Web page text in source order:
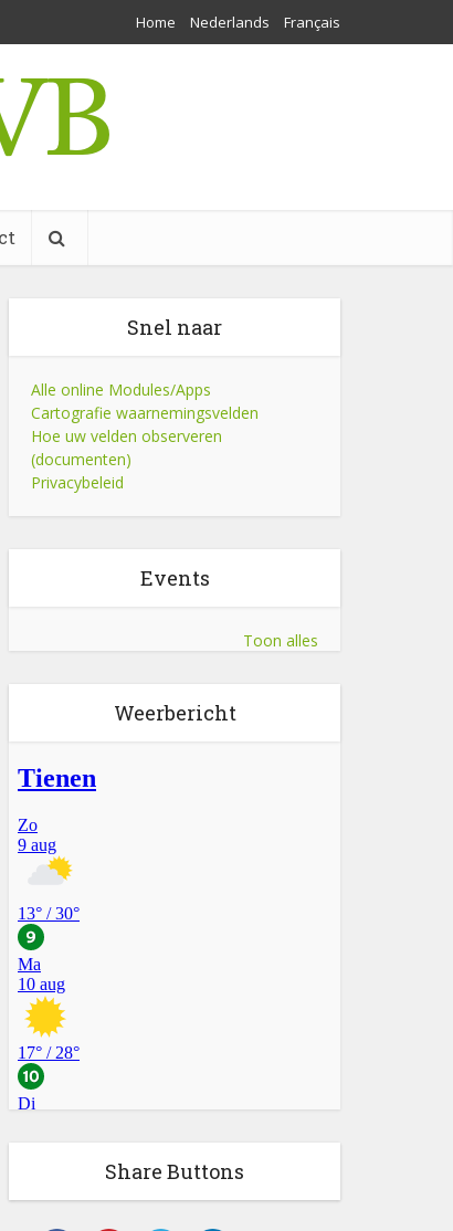
Home Nederlands Français
Snel naar
Alle online Modules/Apps
Cartografie waarnemingsvelden
Hoe uw velden observeren
(documenten)
Privacybeleid
Events
Toon alles
Weerbericht
Share Buttons